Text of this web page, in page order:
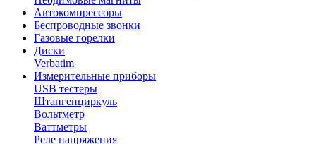
Автокомпрессоры
Беспроводные звонки
Газовые горелки
Диски
Verbatim
Измерительные приборы
USB тестеры
Штангенциркуль
Вольтметр
Ваттметры
Реле напряжения